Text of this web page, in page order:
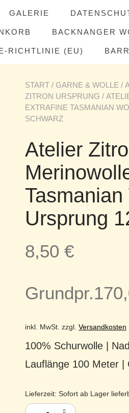
GALERIE
BACKNANGER
RICHTLINIE (EU)
START / GARNE & WOLLE /
ZITRON URSPRUNG /
EXTRAFINE TASMANIAN
SCHWARZ
Atelier
Tasmanian
Ursprung
8,50 €
Grundpr.
inkl. MwSt. zzgl. Versandkosten
100% Schurwolle |
Lauflänge 100 Meter |
Lieferzeit: Sofort ab Lager
Atelier Zitron Merinowolle